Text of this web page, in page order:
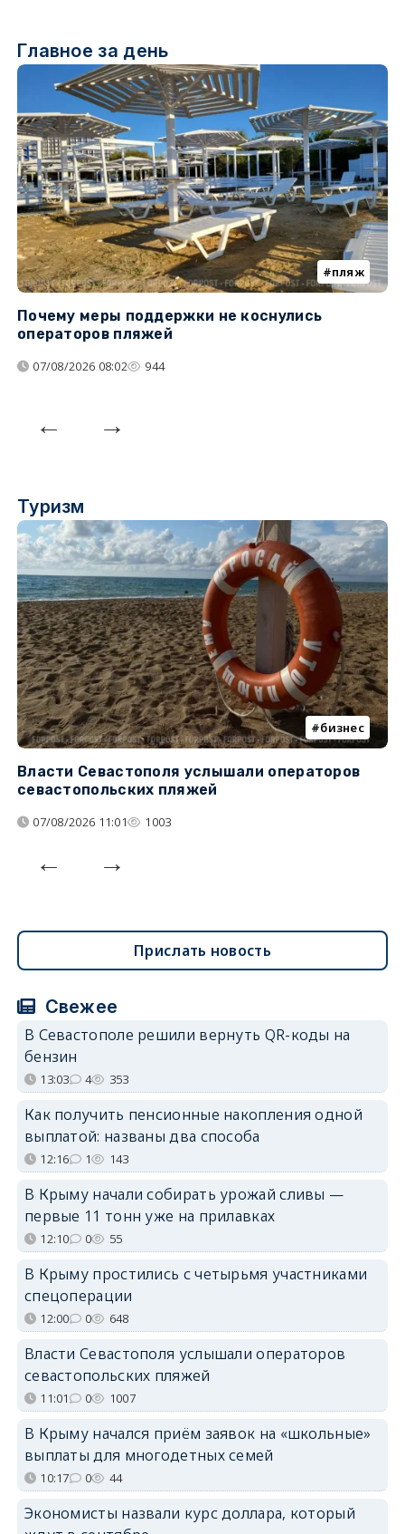
Главное за день
пляж
Почему меры поддержки не коснулись
операторов пляжей
07/08/2026 08:02 944
Туризм
бизнес
Власти Севастополя услышали операторов
севастопольских пляжей
07/08/2026 11:01 1003
Прислать новость
Свежее
В Севастополе решили вернуть QR-коды на
бензин
13:03 4 353
Как получить пенсионные накопления одной
выплатой: названы два способа
12:16 1 143
В Крыму начали собирать урожай сливы —
первые 11 тонн уже на прилавках
12:10 0 55
В Крыму простились с четырьмя участниками
спецоперации
12:00 0 648
Власти Севастополя услышали операторов
севастопольских пляжей
11:01 0 1007
В Крыму начался приём заявок на «школьные»
выплаты для многодетных семей
10:17 0 44
Экономисты назвали курс доллара, который